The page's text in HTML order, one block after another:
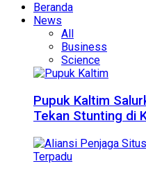
Beranda
News
All
Business
Science
Pupuk Kaltim
Tekan Stunting di